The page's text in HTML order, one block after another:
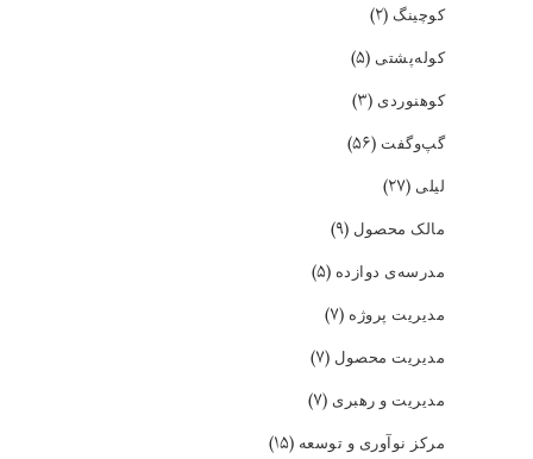
کوچینگ (۲)
کوله‌پشتی (۵)
کوهنوردی (۳)
گپ‌و‌گفت (۵۶)
لیلی (۲۷)
مالک محصول (۹)
مدرسه‌ی دوازده (۵)
مدیریت پروژه (۷)
مدیریت محصول (۷)
مدیریت و رهبری (۷)
مرکز نوآوری و توسعه (۱۵)